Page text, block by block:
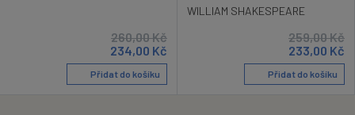
260,00Kč
234,00 Kč
Přidat do košíku
WILLIAM SHAKESPEARE
259,00Kč
233,00 Kč
Přidat do košíku